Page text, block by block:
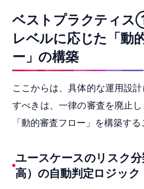
ベストプラクティ
レベルに応じた「動
ー」の構築
ここからは、具体的な運用設
すべきは、一律の審査を廃止
「動的審査フロー」を構築する
ユースケースのリスク分
高）の自動判定ロジック